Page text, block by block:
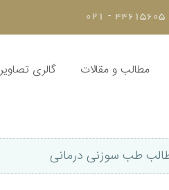
مطالب و مقالات گالری تصاویر
طب سوزنی درمانی